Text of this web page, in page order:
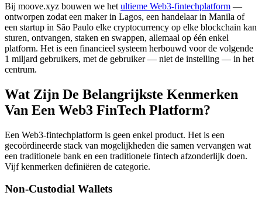
Bij moove.xyz bouwen we het ultieme Web3-fintechplatform —
ontworpen zodat een maker in Lagos, een handelaar in Manila of
een startup in São Paulo elke cryptocurrency op elke blockchain kan
sturen, ontvangen, staken en swappen, allemaal op één enkel
platform. Het is een financieel systeem herbouwd voor de volgende
1 miljard gebruikers, met de gebruiker — niet de instelling — in het
centrum.
Wat Zijn De Belangrijkste Kenmerken
Van Een Web3 FinTech Platform?
Een Web3-fintechplatform is geen enkel product. Het is een
gecoördineerde stack van mogelijkheden die samen vervangen wat
een traditionele bank en een traditionele fintech afzonderlijk doen.
Vijf kenmerken definiëren de categorie.
Non-Custodial Wallets